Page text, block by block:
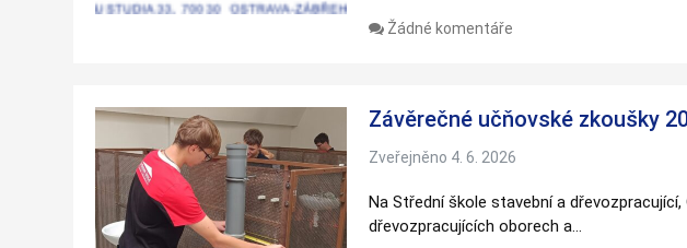
Žádné komentáře
Závěrečné učňovské zkoušky
Zveřejněno 4. 6. 2026
Na Střední škole stavební a
dřevozpracujících oborech a…